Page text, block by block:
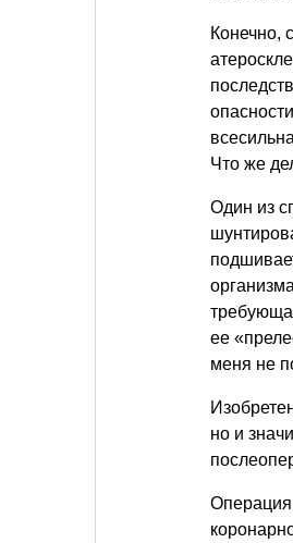
Конечно,
Что же
Один из
ее
меня не
но и
Операция